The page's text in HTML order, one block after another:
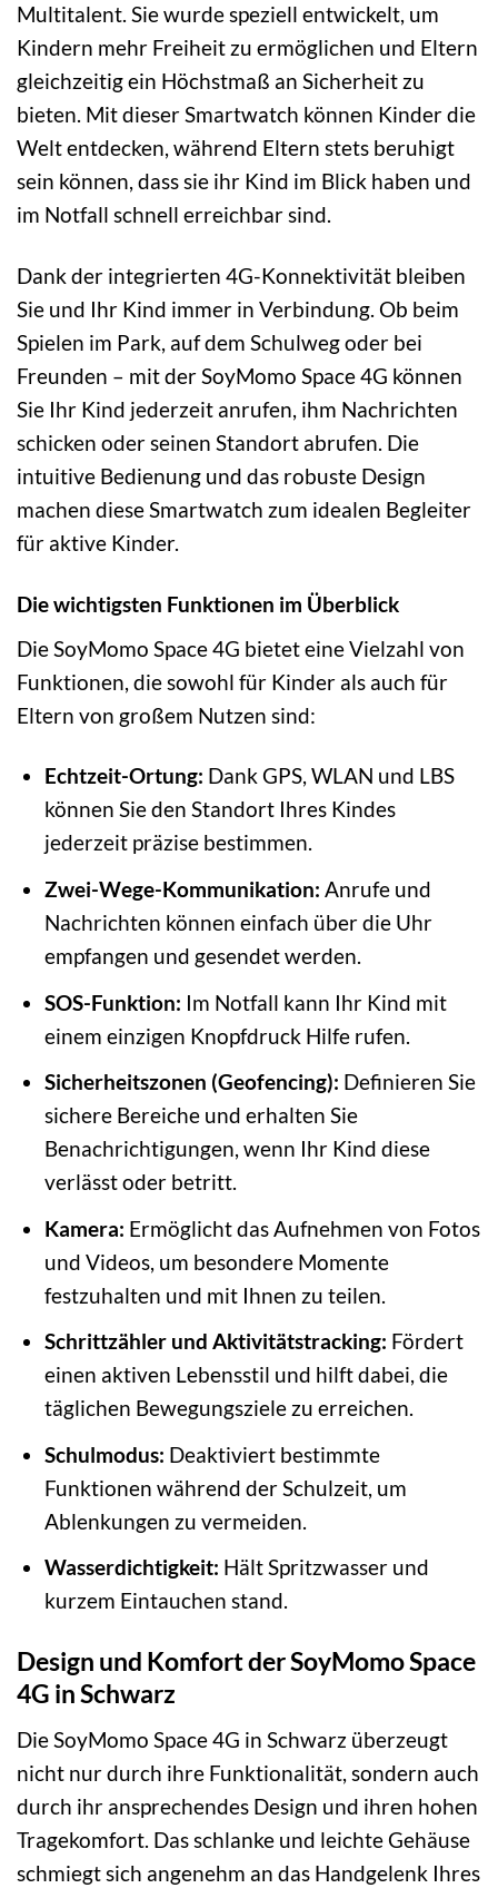
Multitalent. Sie wurde speziell entwickelt, um
Kindern mehr Freiheit zu ermöglichen und Eltern
gleichzeitig ein Höchstmaß an Sicherheit zu
bieten. Mit dieser Smartwatch können Kinder die
Welt entdecken, während Eltern stets beruhigt
sein können, dass sie ihr Kind im Blick haben und
im Notfall schnell erreichbar sind.
Dank der integrierten 4G-Konnektivität bleiben
Sie und Ihr Kind immer in Verbindung. Ob beim
Spielen im Park, auf dem Schulweg oder bei
Freunden – mit der SoyMomo Space 4G können
Sie Ihr Kind jederzeit anrufen, ihm Nachrichten
schicken oder seinen Standort abrufen. Die
intuitive Bedienung und das robuste Design
machen diese Smartwatch zum idealen Begleiter
für aktive Kinder.
Die wichtigsten Funktionen im Überblick
Die SoyMomo Space 4G bietet eine Vielzahl von
Funktionen, die sowohl für Kinder als auch für
Eltern von großem Nutzen sind:
Echtzeit-Ortung: Dank GPS, WLAN und LBS
können Sie den Standort Ihres Kindes
jederzeit präzise bestimmen.
Zwei-Wege-Kommunikation: Anrufe und
Nachrichten können einfach über die Uhr
empfangen und gesendet werden.
SOS-Funktion: Im Notfall kann Ihr Kind mit
einem einzigen Knopfdruck Hilfe rufen.
Sicherheitszonen (Geofencing): Definieren Sie
sichere Bereiche und erhalten Sie
Benachrichtigungen, wenn Ihr Kind diese
verlässt oder betritt.
Kamera: Ermöglicht das Aufnehmen von Fotos
und Videos, um besondere Momente
festzuhalten und mit Ihnen zu teilen.
Schrittzähler und Aktivitätstracking: Fördert
einen aktiven Lebensstil und hilft dabei, die
täglichen Bewegungsziele zu erreichen.
Schulmodus: Deaktiviert bestimmte
Funktionen während der Schulzeit, um
Ablenkungen zu vermeiden.
Wasserdichtigkeit: Hält Spritzwasser und
kurzem Eintauchen stand.
Design und Komfort der SoyMomo Space
4G in Schwarz
Die SoyMomo Space 4G in Schwarz überzeugt
nicht nur durch ihre Funktionalität, sondern auch
durch ihr ansprechendes Design und ihren hohen
Tragekomfort. Das schlanke und leichte Gehäuse
schmiegt sich angenehm an das Handgelenk Ihres